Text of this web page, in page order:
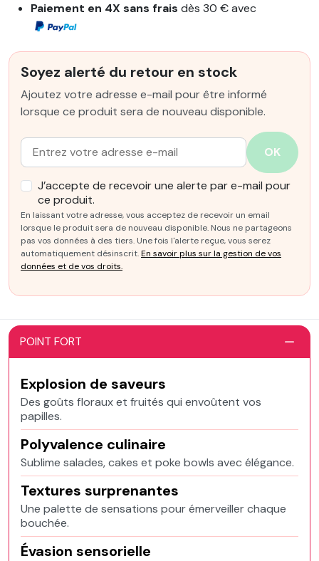
Paiement en 4X sans fraisdès 30 € avec
Soyez alerté du retour en stock
Ajoutez votre adresse e-mail pour être informé
lorsque ce produit sera de nouveau disponible.
Email :
OK
J’accepte de recevoir une alerte par e-mail pour
ce produit.
En laissant votre adresse, vous acceptez de recevoir un email
lorsque le produit sera de nouveau disponible. Nous ne partageons
pas vos données à des tiers. Une fois l'alerte reçue, vous serez
automatiquement désinscrit.En savoir plus sur la gestion de vos
données et de vos droits.
POINT FORT
Explosion de saveurs
Des goûts floraux et fruités qui envoûtent vos
papilles.
Polyvalence culinaire
Sublime salades, cakes et poke bowls avec élégance.
Textures surprenantes
Une palette de sensations pour émerveiller chaque
bouchée.
Évasion sensorielle